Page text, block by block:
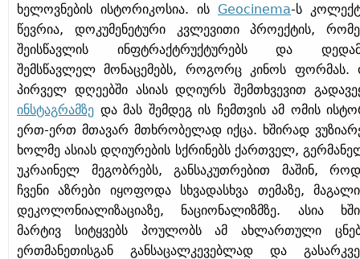
ხელოვნების ისტორიკოსია. ის Geocinema-ს
წევრია, დოკუმენეტური კვლევითი პროექტის,
შეისწავლის ინფტრაქტრუქტურებს და
შემსწავლელ მონაცემებს, როგორც კინოს ფორმას.
პირველ დღეებში ასიას დღიურს შემთხვევით
ინსტაგრამზე და მას შემდეგ ის ჩემთვის ამ ომის
ერთ-ერთ მთავარ მთხრობელად იქცა. ხშირად
ხოლმე ასიას დღიურების სქრინებს ქართველ,
უკრაინელ მეგობრებს, განსაკუთრებით მაშინ,
ჩვენი აზრები იყოფოდა სხვადასხვა თემაზე,
დეკოლონიალიზაციაზე, ნაციონალიზმზე. ასია
მარტივ სიტყვებს პოულობს ამ ახლართული
ერთმანეთისგან განსაცალკევებლად და